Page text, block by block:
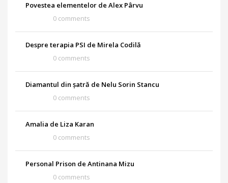
Povestea elementelor de Alex Pârvu
0 comments
Despre terapia PSI de Mirela Codilă
0 comments
Diamantul din șatră de Nelu Sorin Stancu
0 comments
Amalia de Liza Karan
0 comments
Personal Prison de Antinana Mizu
0 comments